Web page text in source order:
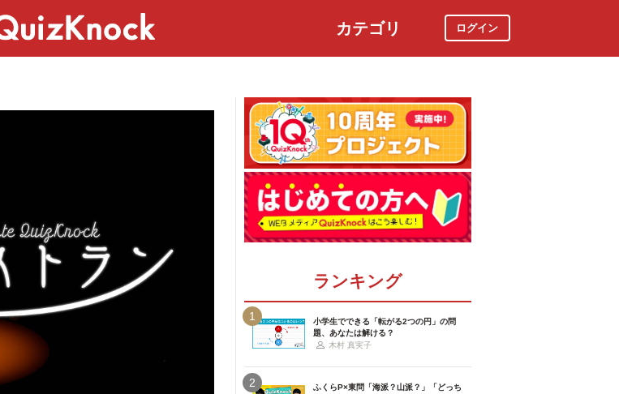
カテゴリ ログイン
ランキング
1
小学生でできる「転がる2つの円」の問
題、あなたは解ける？
木村 真実子
2
ふくらP×東問「海派？山派？」「どっち